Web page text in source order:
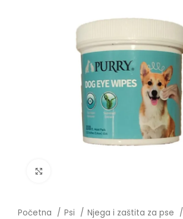
Početna Psi
Njega i zaštita za pse